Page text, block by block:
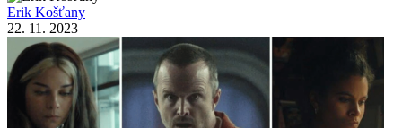
Erik Košťany
22. 11. 2023